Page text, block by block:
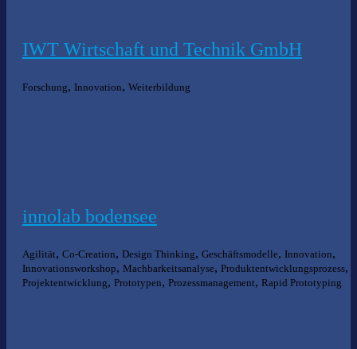
IWT Wirtschaft und Technik GmbH
Forschung, Innovation, Weiterbildung
innolab bodensee
Agilität, Co-Creation, Design Thinking, Geschäftsmodelle, Innovation,
Innovationsworkshop, Machbarkeitsanalyse, Produktentwicklungsprozess,
Projektentwicklung, Prototypen, Prozessmanagement, Rapid Prototyping